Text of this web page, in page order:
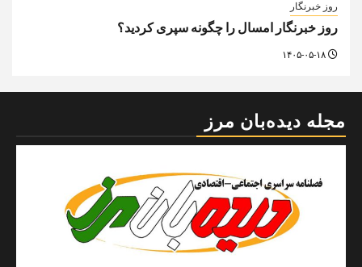
روز خبرنگار
روز خبرنگار امسال را چگونه سپری کردید؟
مجله دیده‌بان مرز